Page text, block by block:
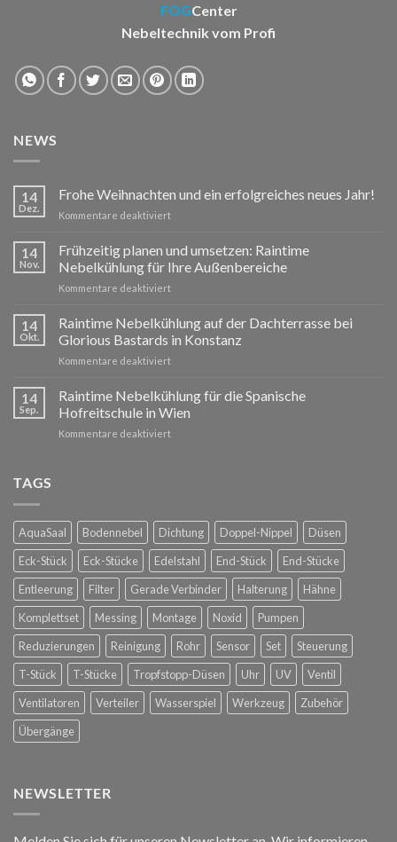
FOGCenter
Nebeltechnik vom Profi
NEWS
14
Dez.
Frohe Weihnachten und ein erfolgreiches neues Jahr!
Kommentare deaktiviertfür
Weihnachten
ein
erfolgreiches
Jahr!
14
Nov.
Frühzeitig planen und umsetzen: Raintime
Nebelkühlung für Ihre Außenbereiche
Kommentare deaktiviertfür
planen
umsetzen:
Raintime
für
Ihre
14
Okt.
Raintime Nebelkühlung auf der Dachterrasse bei
Glorious Bastards in Konstanz
Kommentare deaktiviertfür
Nebelkühlung
der
Dachterrasse
14
Sep.
Raintime Nebelkühlung für die Spanische
Hofreitschule in Wien
Kommentare deaktiviertfür
Hofreitschule
in
Wien
TAGS
AquaSaal Bodennebel Dichtung Doppel-Nippel
Düsen
Eck-Stück
Eck-Stücke Edelstahl End-Stück
End-Stücke
Entleerung
Filter Gerade Verbinder Halterung
Hähne
Komplettset
Messing Montage Noxid
Pumpen
Reduzierungen
Reinigung Rohr Sensor Set
Steuerung
T-Stück
T-Stücke Tropfstopp-Düsen Uhr UV
Ventil
Ventilatoren
Verteiler Wasserspiel Werkzeug
Zubehör
Übergänge
NEWSLETTER